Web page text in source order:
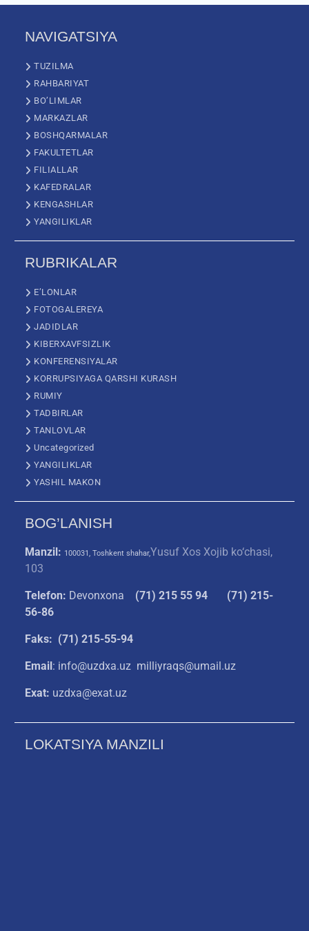
NAVIGATSIYA
TUZILMA
RAHBARIYAT
BO’LIMLAR
MARKAZLAR
BOSHQARMALAR
FAKULTETLAR
FILIALLAR
KAFEDRALAR
KENGASHLAR
YANGILIKLAR
RUBRIKALAR
E’LONLAR
FOTOGALEREYA
JADIDLAR
KIBERXAVFSIZLIK
KONFERENSIYALAR
KORRUPSIYAGA QARSHI KURASH
RUMIY
TADBIRLAR
TANLOVLAR
Uncategorized
YANGILIKLAR
YASHIL MAKON
BOG’LANISH
Manzil: 100031, Toshkent shahar,Yusuf Xos Xojib ko‘chasi,
103
Telefon: Devonxona (71) 215 55 94
(71) 215-
56-86
Faks: (71) 215-55-94
Email: info@uzdxa.uz milliyraqs@umail.uz
Exat: uzdxa@exat.uz
LOKATSIYA MANZILI